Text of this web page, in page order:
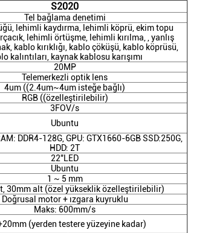
S2020
Tel bağlama denetimi
lehimli kaydırma, lehimli köprü, ekim topu
lehimli örtüşme, lehimli kırılma, , yanlış
kablo kırıklığı, kablo çöküşü, kablo köprüsü,
kalıntıları, kaynak kablosu karışımı
20MP
Telemerkezli optik lens
4um ((2.4um~4um isteğe bağlı)
RGB ((özelleştirilebilir)
3FOV/s
Ubuntu
DDR4-128G, GPU: GTX1660-6GB SSD:250G,
HDD: 2T
22"LED
Ubuntu
1 ~ 5 mm
30mm alt (özel yükseklik özelleştirilebilir)
Doğrusal motor + ızgara kuyruklu
Maks: 600mm/s
(yerden testere yüzeyine kadar)